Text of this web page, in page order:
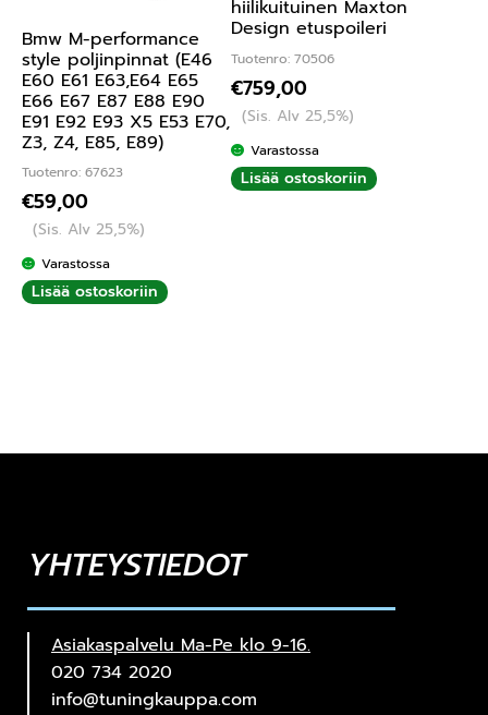
Bmw M-performance
style poljinpinnat (E46
E60 E61 E63,E64 E65
E66 E67 E87 E88 E90
E91 E92 E93 X5 E53 E70,
Z3, Z4, E85, E89)
Tuotenro: 67623
€59,00
(Sis. Alv 25,5%)
Varastossa
Lisää ostoskoriin
hiilikuituinen Maxton
Design etuspoileri
Tuotenro: 70506
€759,00
(Sis. Alv 25,5%)
Varastossa
Lisää ostoskoriin
YHTEYSTIEDOT
Asiakaspalvelu Ma-Pe klo 9-16.
020 734 2020
info@tuningkauppa.com